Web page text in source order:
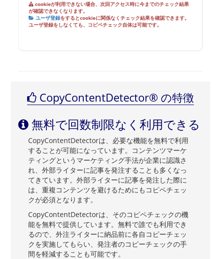
cookieが利用できない場合、次回アクセス時に今までのチェック結果
が確認できなくなります。
ユーザ登録をするとcookieに関係なくチェック結果を確認できます。
ユーザ登録をしなくても、コピペチェック自体は可能です。
CopyContentDetector® の特徴
無料で回数制限なく利用できる
CopyContentDetectorは、必要な機能を無料で利用
することが可能になっています。コンテンツマーケ
ティングというマーケティング手法が企業に認識さ
れ、外部ライターに記事を発注することも多くなっ
てきています。外部ライターに記事を発注した際に
は、重複コンテンツを避けるためにもコピペチェッ
クが必須となります。
CopyContentDetectorは、そのコピペチェックの機
能を無料で提供しています。無料で誰でも利用でき
るので、外注ライターに納品前に各自コピーチェッ
クを実施してもらい、発注者のコピーチェックの手
間を軽減することも可能です。